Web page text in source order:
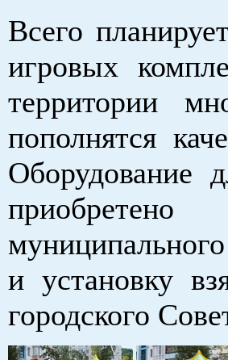
Всего
игровых
территории
пополнятся
Оборудование
и установку
городского